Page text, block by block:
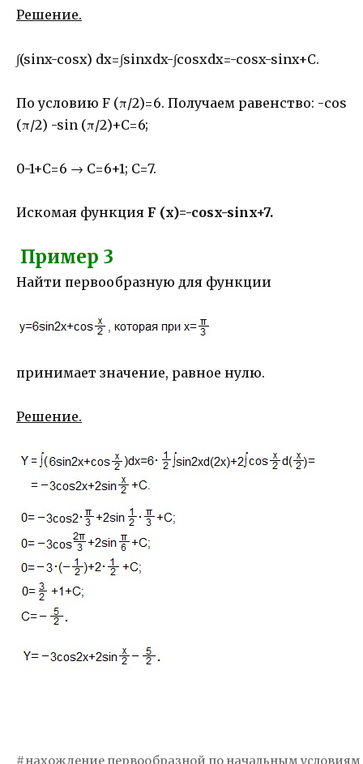
Решение.
∫(sinx-cosx) dx=∫sinxdx-∫cosxdx=-cosx-sinx+C.
По условию F (π/2)=6. Получаем равенство: -cos
(π/2) -sin (π/2)+C=6;
0-1+C=6 → C=6+1; C=7.
Искомая функция F (x)=-cosx-sinx+7.
Пример 3
Найти первообразную для функции
принимает значение, равное нулю.
Решение.